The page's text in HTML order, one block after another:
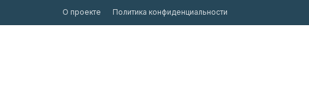
О проекте Политика конфиденциальности